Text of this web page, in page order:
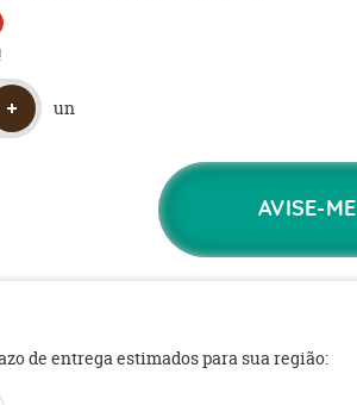
un
AVISE-ME
de entrega estimados para sua região: